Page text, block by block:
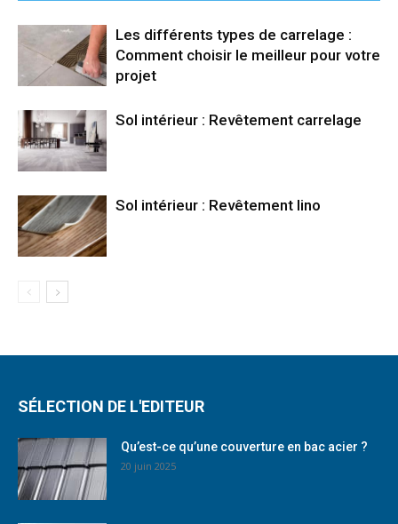
Les différents types de carrelage :
Comment choisir le meilleur pour votre
projet
Sol intérieur : Revêtement carrelage
Sol intérieur : Revêtement lino
SÉLECTION DE L'EDITEUR
Qu’est-ce qu’une couverture en bac acier ?
20 juin 2025